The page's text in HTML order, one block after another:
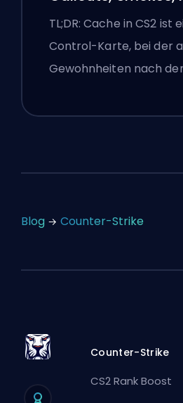
und Premier-Tipps
TL;DR: Cache in CS2 ist
Control-Karte, bei der
Gewohnheiten nach
Blog Counter-Strike
Counter-Strike
CS2 Rank Boost